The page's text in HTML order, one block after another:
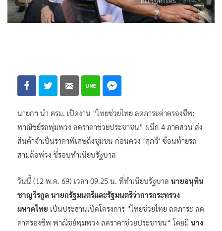
นายกฯ นำ ครม. เปิดงาน “ไทยช่วยไทย ลดภาระค่าครองชีพ:
พาณิชย์รถพุ่มพวง ลดราคาช่วยประชาชน” ผนึก 4 ภาคส่วน ส่ง
สินค้าจำเป็นราคาพิเศษถึงชุมชน ก่อนควง ‘ศุภจี‘ ซ้อนท้ายรถ
สามล้อพ่วง ขี่รอบทำเนียบรัฐบาล
วันนี้ (12 พ.ค. 69) เวลา 09.25 น. ที่ทำเนียบรัฐบาล นายอนุทิน
ชาญวีรกูล นายกรัฐมนตรีและรัฐมนตรีว่าการกระทรวง
มหาดไทย เป็นประธานเปิดโครงการ ”ไทยช่วยไทย ลดภาระ ลด
ค่าครองชีพ พาณิชย์พุ่มพวง ลดราคาช่วยประชาชน“ โดยมี นาง